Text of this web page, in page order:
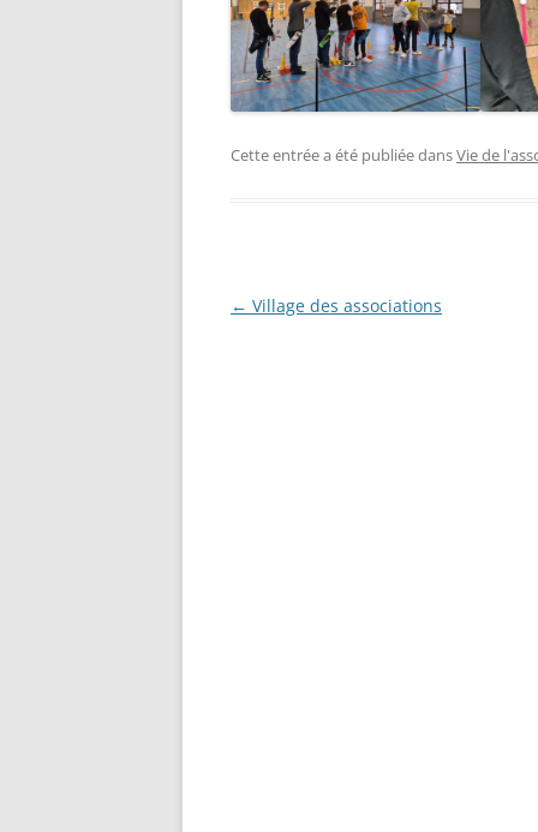
Cette entrée a été publiée dansVie de
Navigation
← Village des associations